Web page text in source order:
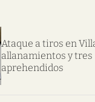
Ataque a tiros en
allanamientos y tres
aprehendidos